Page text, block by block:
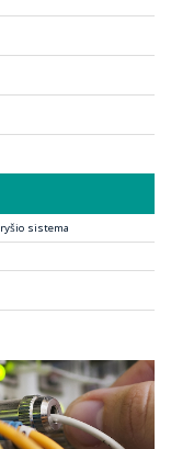
sistema